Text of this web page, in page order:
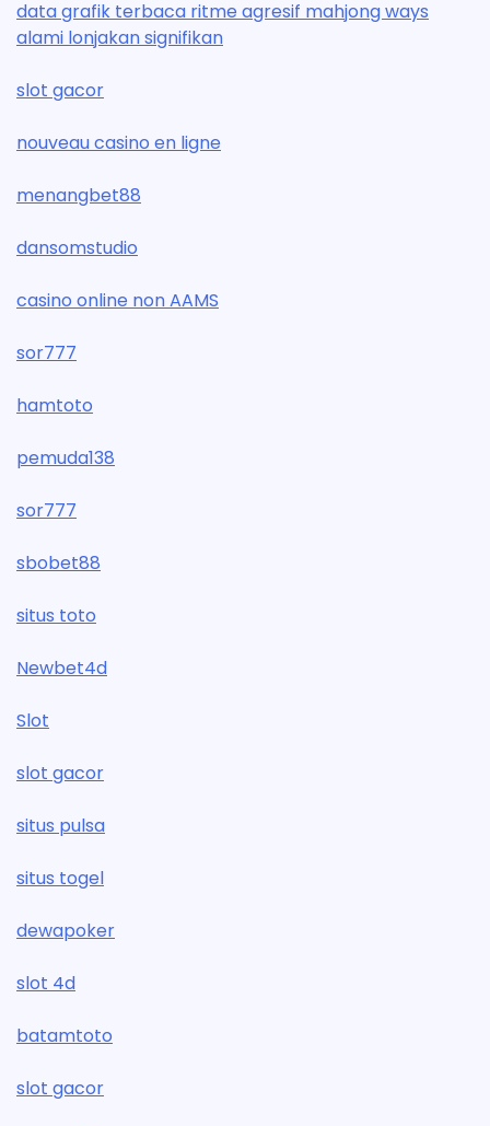
data grafik terbaca ritme agresif mahjong ways
alami lonjakan signifikan
slot gacor
nouveau casino en ligne
menangbet88
dansomstudio
casino online non AAMS
sor777
hamtoto
pemuda138
sor777
sbobet88
situs toto
Newbet4d
Slot
slot gacor
situs pulsa
situs togel
dewapoker
slot 4d
batamtoto
slot gacor